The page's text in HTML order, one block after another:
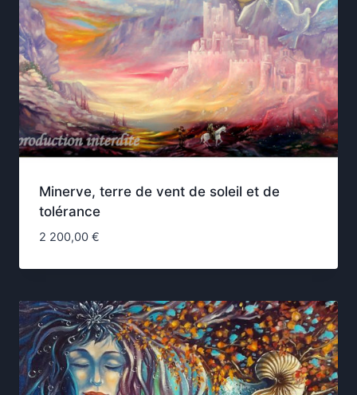
Minerve, terre de vent de soleil et de
tolérance
2 200,00 €